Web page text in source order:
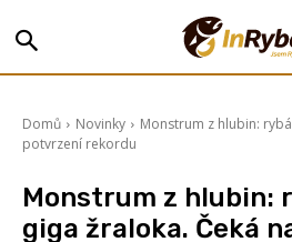
Domů Novinky
Monstrum z hlubin:
potvrzení rekordu
Monstrum z hlubin:
giga žraloka. Čeká